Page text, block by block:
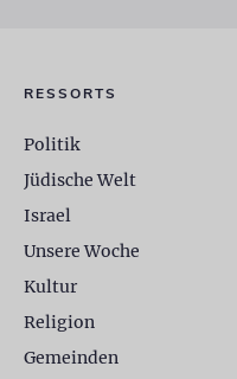
RESSORTS
Politik
Jüdische Welt
Israel
Unsere Woche
Kultur
Religion
Gemeinden